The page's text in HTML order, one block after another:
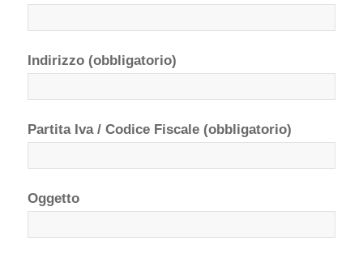
Indirizzo (obbligatorio)
Partita Iva / Codice Fiscale (obbligatorio)
Oggetto